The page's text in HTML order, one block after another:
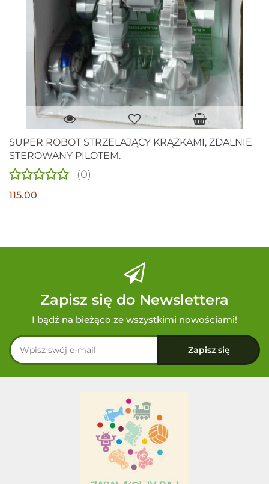
SUPER ROBOT STRZELAJĄCY KRĄŻKAMI, ZDALNIE
STEROWANY PILOTEM.
(0)
115.00
Zapisz się do Newslettera
I bądź na bieżąco ze wszystkimi nowościami!